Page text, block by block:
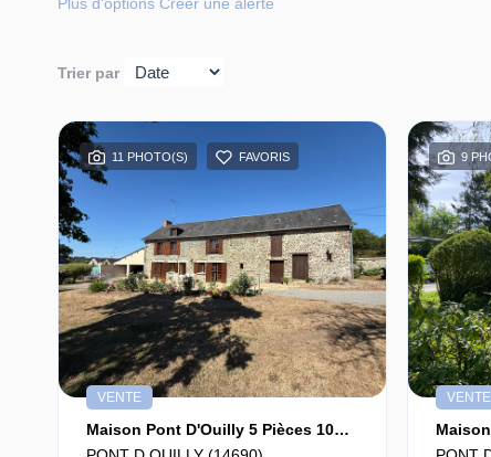
Trier par
11 PHOTO(S) FAVORIS
VENTE
Maison Pont D'Ouilly 5 Pièces 101 M2
9
VENTE